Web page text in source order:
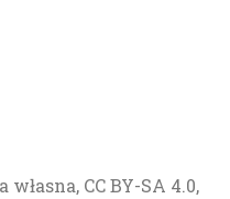
CC BY-SA 4.0,